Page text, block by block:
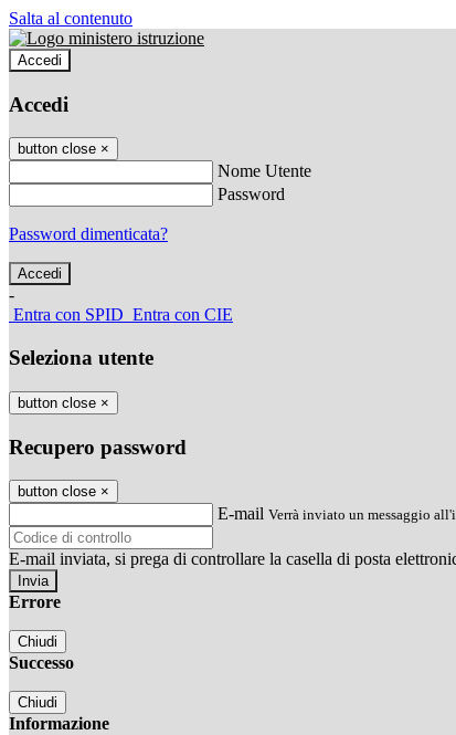
Salta al contenuto
Accedi
Accedi
button close ×
Nome Utente
Password
Password dimenticata?
-
Entra con SPID Entra con CIE
Seleziona utente
button close ×
Recupero password
button close ×
E-mail Verrà inviato un messaggio
E-mail inviata, si prega di controllare la casella di posta
Errore
Chiudi
Successo
Chiudi
Informazione